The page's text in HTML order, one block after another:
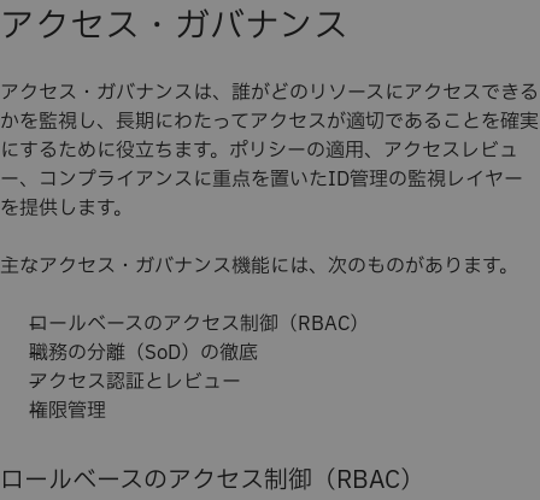
アクセス・ガバナンス
アクセス・ガバナンスは、誰がどのリソースにアクセスできる
かを監視し、長期にわたってアクセスが適切であることを確実
にするために役立ちます。ポリシーの適用、アクセスレビュ
ー、コンプライアンスに重点を置いたID管理の監視レイヤー
を提供します。
主なアクセス・ガバナンス機能には、次のものがあります。
ロールベースのアクセス制御（RBAC）
職務の分離（SoD）の徹底
アクセス認証とレビュー
権限管理
ロールベースのアクセス制御（RBAC）